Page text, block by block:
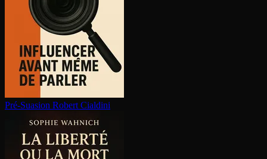
Pré-Suasion Robert Cialdini